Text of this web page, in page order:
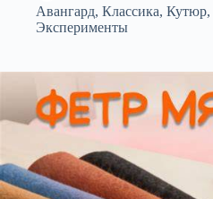
Авангард, Классика, Кутюр,
Эксперименты